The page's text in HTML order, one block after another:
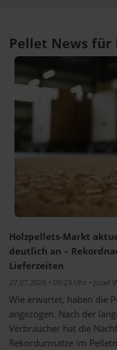
Pellet News für
Holzpellets-Markt
deutlich an –
Lieferzeiten
27.07.2026 • 09:23 Uhr • Josef
Wie erwartet, haben die
angezogen. Nach der
Verbraucher hat die
Rekordumsätze im